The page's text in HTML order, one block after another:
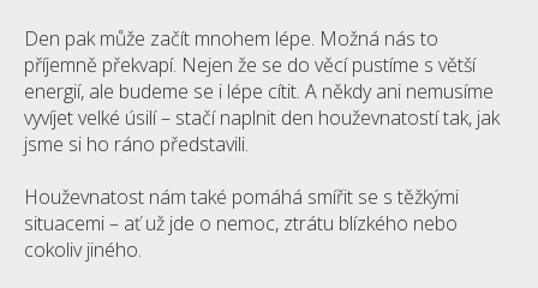
Den pak může začít mnohem lépe. Možná nás to
příjemně překvapí. Nejen že se do věcí pustíme s větší
energií, ale budeme se i lépe cítit. A někdy ani nemusíme
vyvíjet velké úsilí – stačí naplnit den houževnatostí tak, jak
jsme si ho ráno představili.
Houževnatost nám také pomáhá smířit se s těžkými
situacemi – ať už jde o nemoc, ztrátu blízkého nebo
cokoliv jiného.